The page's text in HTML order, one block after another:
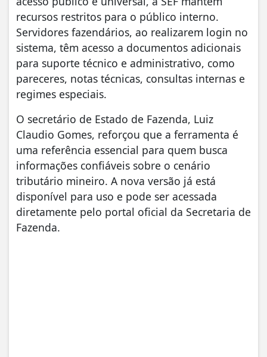
recursos restritos para o público interno.
Servidores fazendários, ao realizarem login no
sistema, têm acesso a documentos adicionais
para suporte técnico e administrativo, como
pareceres, notas técnicas, consultas internas e
regimes especiais.
​O secretário de Estado de Fazenda, Luiz
Claudio Gomes, reforçou que a ferramenta é
uma referência essencial para quem busca
informações confiáveis sobre o cenário
tributário mineiro. A nova versão já está
disponível para uso e pode ser acessada
diretamente pelo portal oficial da Secretaria de
Fazenda.